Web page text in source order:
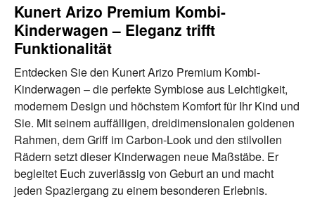
Kunert Arizo Premium Kombi-
Kinderwagen – Eleganz trifft
Funktionalität
Entdecken Sie den Kunert Arizo Premium Kombi-
Kinderwagen – die perfekte Symbiose aus Leichtigkeit,
modernem Design und höchstem Komfort für Ihr Kind und
Sie. Mit seinem auffälligen, dreidimensionalen goldenen
Rahmen, dem Griff im Carbon-Look und den stilvollen
Rädern setzt dieser Kinderwagen neue Maßstäbe. Er
begleitet Euch zuverlässig von Geburt an und macht
jeden Spaziergang zu einem besonderen Erlebnis.